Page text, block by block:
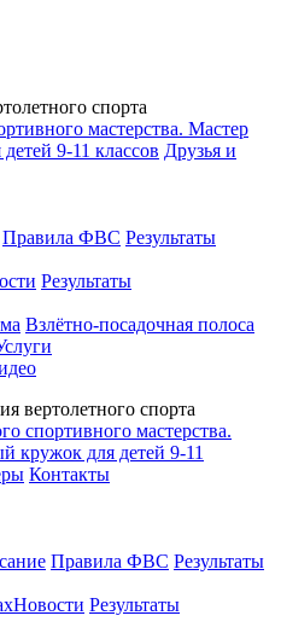
спорта
мастерства. Мастер
9-11 классов Друзья и
Правила ФВС Результаты
Результаты
Взлётно-посадочная полоса
вертолетного спорта
спортивного мастерства.
кружок для детей 9-11
Контакты
Правила ФВС Результаты
Новости Результаты